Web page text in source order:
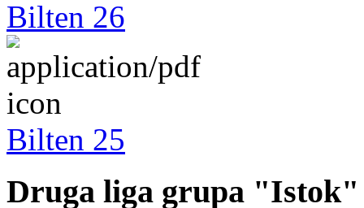
Bilten 26
Bilten 25
Druga liga grupa "Istok"